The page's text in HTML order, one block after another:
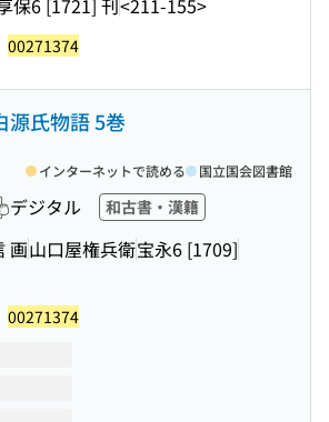
00271374
源氏物語 5巻
デジタル 和古書・漢籍
画山口屋権兵衛宝永6 [1709]
インターネットで読める 国立国会図書館
00271374